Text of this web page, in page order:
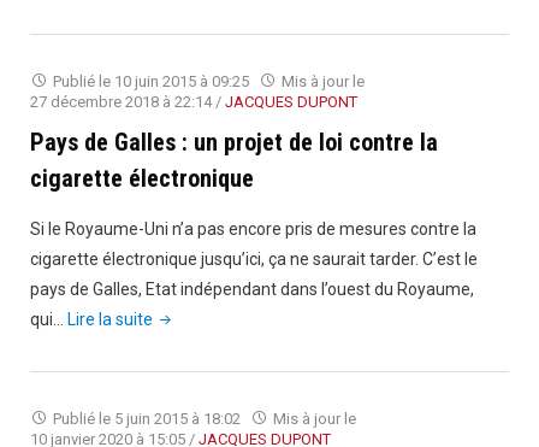
:
le
vapotage
interdit
Publié le 10 juin 2015 à 09:25
Mis à jour le
27 décembre 2018 à 22:14 / JACQUES DUPONT
Pays de Galles : un projet de loi contre la
cigarette électronique
Si le Royaume-Uni n’a pas encore pris de mesures contre la
cigarette électronique jusqu’ici, ça ne saurait tarder. C’est le
pays de Galles, Etat indépendant dans l’ouest du Royaume,
qui…
Lire la suite "Pays
Galles
un
Publié le 5 juin 2015 à 18:02
Mis à jour le
10 janvier 2020 à 15:05 / JACQUES DUPONT